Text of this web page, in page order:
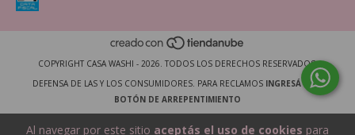
Al navegar por este sitio aceptás el uso de cookies para
COPYRIGHT CASA WASHI - 2026. TODOS LOS DERECHOS RESERVADOS.
DEFENSA DE LAS Y LOS CONSUMIDORES. PARA RECLAMOS INGRESÁ ACÁ.
BOTÓN DE ARREPENTIMIENTO